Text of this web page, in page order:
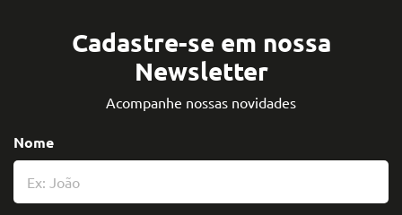
Cadastre-se em nossa
Newsletter
Acompanhe nossas novidades
Nome